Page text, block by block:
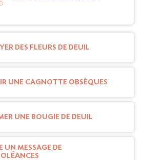
DES FLEURS DE DEUIL
UNE CAGNOTTE OBSÈQUES
UNE BOUGIE DE DEUIL
UN MESSAGE DE